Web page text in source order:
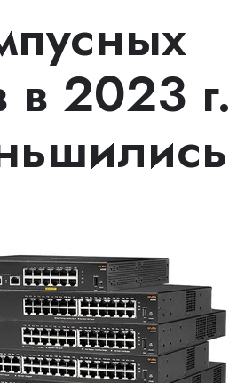
в 2023 г.